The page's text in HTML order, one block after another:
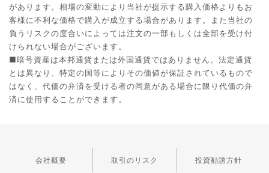
があります。相場の変動により当社が提示する購入価格よりもお
客様に不利な価格で購入が成立する場合があります。また当社の
負うリスクの度合いによっては注文の一部もしくは全部を受け付
けられない場合がございます。
■暗号資産は本邦通貨または外国通貨ではありません。法定通貨
とは異なり、特定の国等によりその価値が保証されているもので
はなく、代価の弁済を受ける者の同意がある場合に限り代価の弁
済に使用することができます。
会社概要 取引のリスク 投資勧誘方針